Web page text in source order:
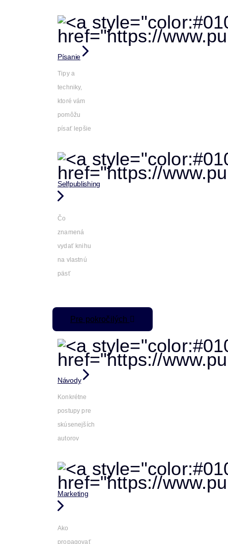
Písanie
Tipy a
techniky,
ktoré vám
pomôžu
písať lepšie
Selfpublishing
Čo
znamená
vydať knihu
na vlastnú
päsť
Pre pokročilých
Návody
Konkrétne
postupy pre
skúsenejších
autorov
Marketing
Ako
propagovať